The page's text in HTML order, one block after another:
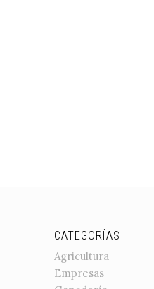
CATEGORÍAS
Agricultura
Empresas